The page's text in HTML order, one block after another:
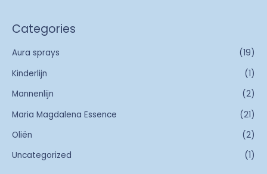
Categories
Aura sprays
(19)
Kinderlijn
(1)
Mannenlijn
(2)
Maria Magdalena Essence
(21)
Oliën
(2)
Uncategorized
(1)